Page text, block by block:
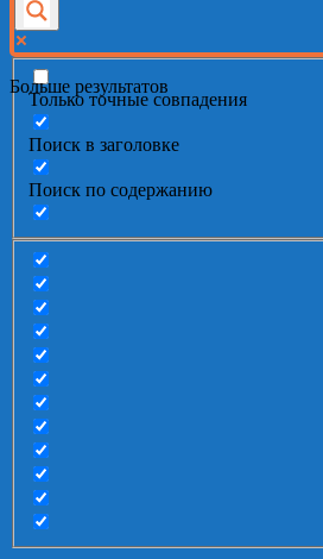
Больше результатов
Только точные совпадения
Поиск в заголовке
Поиск по содержанию